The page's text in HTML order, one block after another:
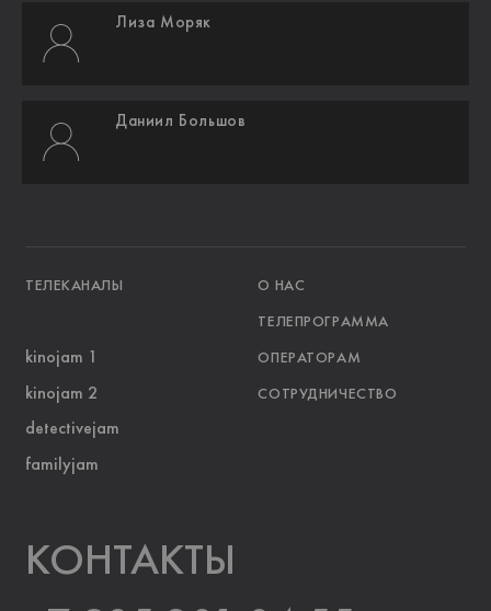
Лиза Моряк
Даниил Большов
ТЕЛЕКАНАЛЫ О НАС
ТЕЛЕПРОГРАММА
ОПЕРАТОРАМ
СОТРУДНИЧЕСТВО
kinojam 1
kinojam 2
detectivejam
familyjam
KOНТАКТЫ